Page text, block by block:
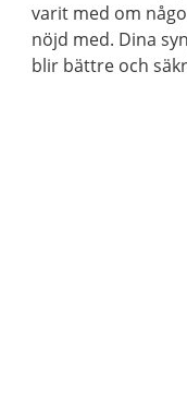
varit med om
nöjd med. Dina
blir bättre och